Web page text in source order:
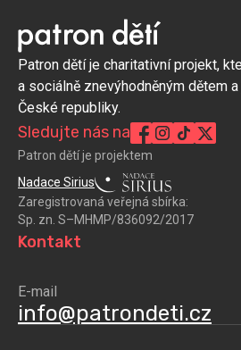
Patron dětí je charitativní projekt,
a sociálně znevýhodněným dětem
České republiky.
Sledujte nás na
Patron dětí je projektem
Nadace Sirius
Zaregistrovaná veřejná sbírka:
Sp. zn. S–MHMP/836092/2017
Kontakt
E-mail
info@patrondeti.cz